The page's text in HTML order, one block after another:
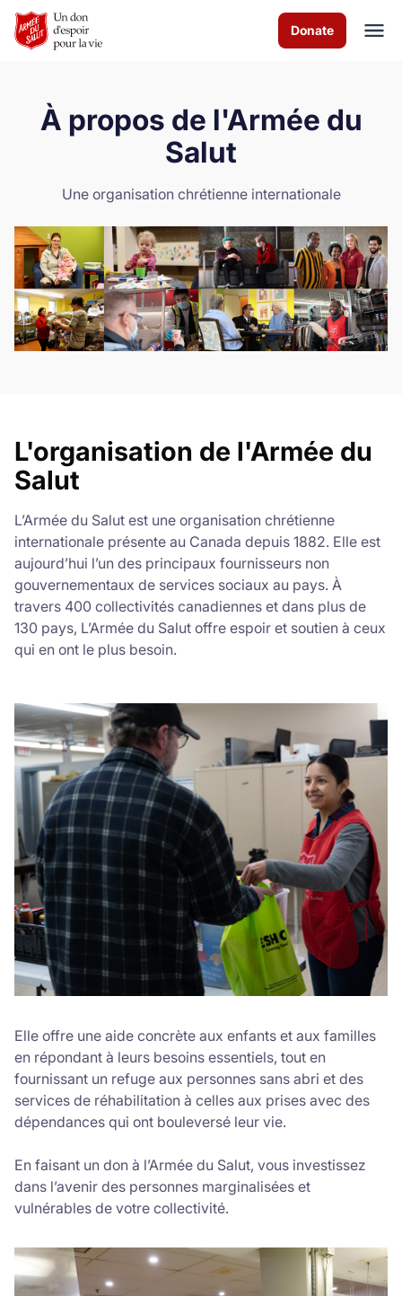
Skip to Main Content
Donate
À propos de nous
News & Stories
Comment vous pouvez aider
Nous contacter
Volunteer
À propos de l'Armée du
Salut
Une organisation chrétienne internationale
L'organisation de l'Armée du
Salut
L’Armée du Salut est une organisation chrétienne
internationale présente au Canada depuis 1882. Elle est
aujourd’hui l’un des principaux fournisseurs non
gouvernementaux de services sociaux au pays. À
travers 400 collectivités canadiennes et dans plus de
130 pays, L’Armée du Salut offre espoir et soutien à ceux
qui en ont le plus besoin.
Elle offre une aide concrète aux enfants et aux familles
en répondant à leurs besoins essentiels, tout en
fournissant un refuge aux personnes sans abri et des
services de réhabilitation à celles aux prises avec des
dépendances qui ont bouleversé leur vie.
En faisant un don à l’Armée du Salut, vous investissez
dans l’avenir des personnes marginalisées et
vulnérables de votre collectivité.